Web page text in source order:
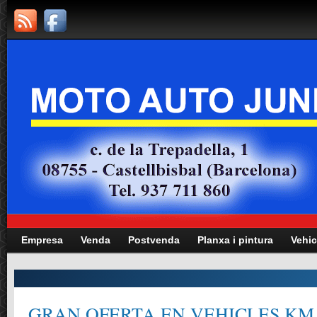
Empresa Venda Postvenda Planxa i pintura